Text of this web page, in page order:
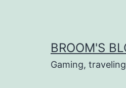
BROOM'S
Gaming,